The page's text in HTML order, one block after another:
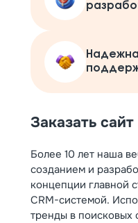
Заказать
Более 10 лет наша
созданием и
концепции главной
CRM-системой.
тренды в поисковых